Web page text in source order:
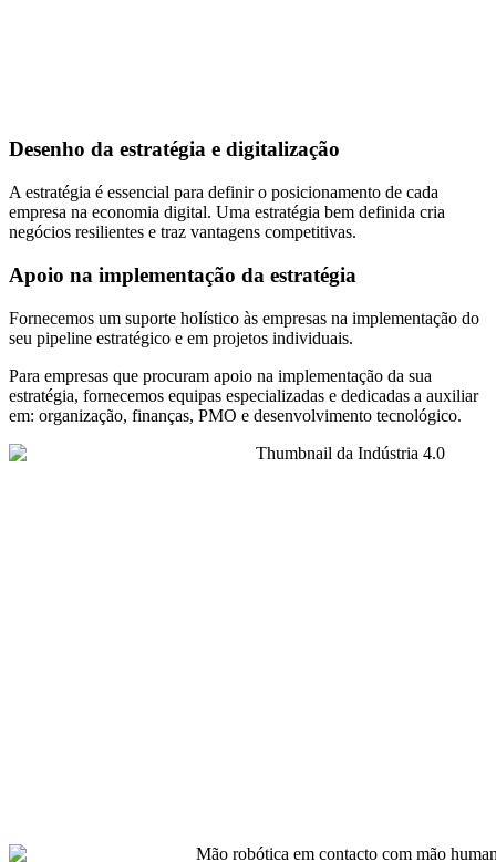
Desenho da estratégia e digitalização
A estratégia é essencial para definir o posicionamento de cada
empresa na economia digital. Uma estratégia bem definida cria
negócios resilientes e traz vantagens competitivas.
Apoio na implementação da estratégia
Fornecemos um suporte holístico às empresas na implementação do
seu pipeline estratégico e em projetos individuais.
Para empresas que procuram apoio na implementação da sua
estratégia, fornecemos equipas especializadas e dedicadas a auxiliar
em: organização, finanças, PMO e desenvolvimento tecnológico.